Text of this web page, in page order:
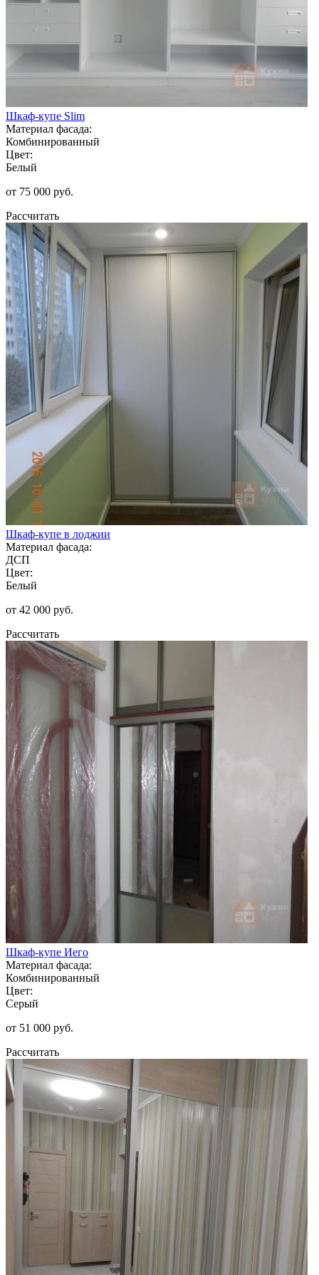
Шкаф-купе Slim
Материал фасада:
Комбинированный
Цвет:
Белый
от 75 000 руб.
Рассчитать
Шкаф-купе в лоджии
Материал фасада:
ДСП
Цвет:
Белый
от 42 000 руб.
Рассчитать
Шкаф-купе Иего
Материал фасада:
Комбинированный
Цвет:
Серый
от 51 000 руб.
Рассчитать